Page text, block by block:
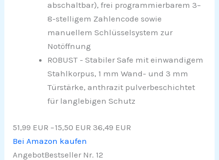
abschaltbar), frei programmierbarem 3–
8-stelligem Zahlencode sowie
manuellem Schlüsselsystem zur
Notöffnung
ROBUST - Stabiler Safe mit einwandigem
Stahlkorpus, 1 mm Wand- und 3 mm
Türstärke, anthrazit pulverbeschichtet
für langlebigen Schutz
51,99 EUR −15,50 EUR 36,49 EUR
Bei Amazon kaufen
AngebotBestseller Nr. 12